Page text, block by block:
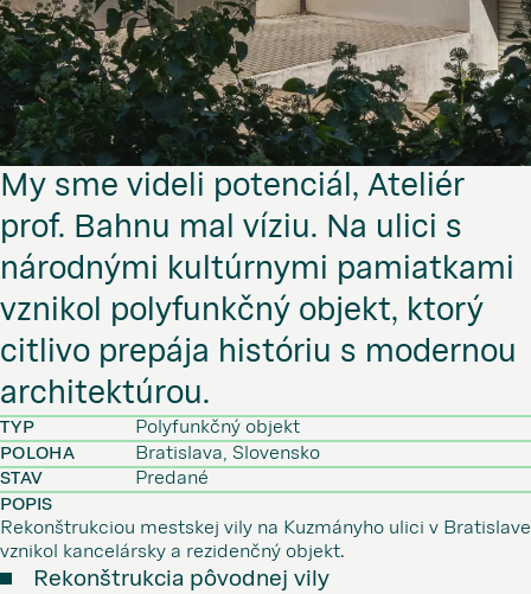
POPIS
Rekonštrukciou mestskej vily na Kuzmányho ulici v Bratislave
vznikol kancelársky a rezidenčný objekt.
Rekonštrukcia pôvodnej vily
My sme videli potenciál, Ateliér
prof. Bahnu mal víziu. Na ulici s
národnými kultúrnymi pamiatkami
vznikol polyfunkčný objekt, ktorý
citlivo prepája históriu s modernou
architektúrou.
TYP
Polyfunkčný objekt
POLOHA
Bratislava, Slovensko
STAV
Predané